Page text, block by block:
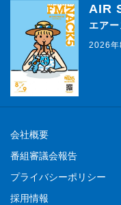
AIR
エア
2026年
会社概要
番組審議会報告
プライバシーポリシー
採用情報